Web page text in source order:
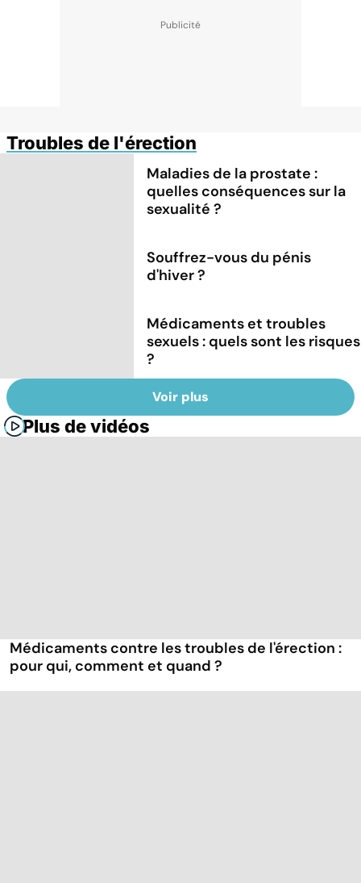
Troubles de l'érection
Maladies de la prostate :
quelles conséquences sur la
sexualité ?
Souffrez-vous du pénis
d'hiver ?
Médicaments et troubles
sexuels : quels sont les risques
?
Voir plus
Plus de vidéos
Médicaments contre les troubles de l'érection :
pour qui, comment et quand ?